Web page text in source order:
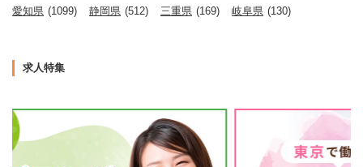
愛知県 (1099) 静岡県 (512) 三重県 (169) 岐阜県 (130)
求人特集